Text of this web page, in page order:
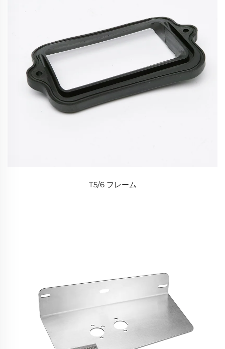
T5/6 フレーム